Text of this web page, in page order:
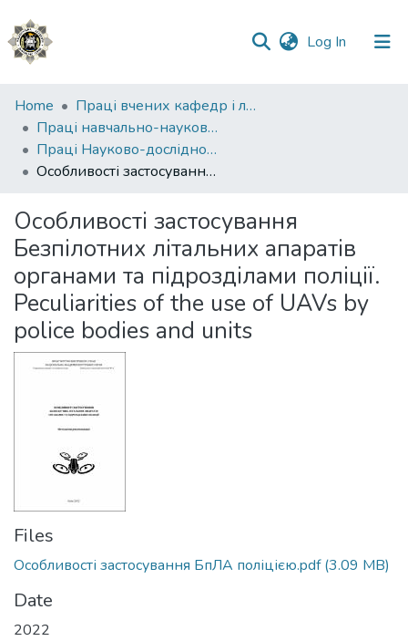
Log In (current)
Communities
&
Collections
Statistics
Home
Праці вчених кафедр і лабораторій
Праці навчально-наукового експертно-криміналістичного інституту (ННІ №2)
Праці Науково-дослідної лабораторії з питань криміналістичного забезпечення та судової експертології ННЕКІ
Особливості застосування Безпілотних літальних апаратів органами та підрозділами поліції. Peculiarities of the use of UAVs by police bodies and units
Особливості застосування
Безпілотних літальних апаратів
органами та підрозділами поліції.
Peculiarities of the use of UAVs by
police bodies and units
Files
Особливості застосування БпЛА поліцією.pdf(3.09 MB)
Date
2022